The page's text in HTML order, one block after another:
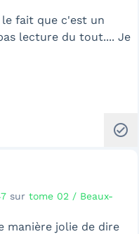
fait que c'est un
lecture du tout.... Je
check_circle
sur tome 02 / Beaux-
manière jolie de dire